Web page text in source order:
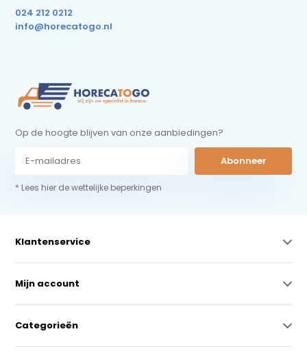
024 212 0212
info@horecatogo.nl
Op de hoogte blijven van onze aanbiedingen?
Abonneer
* Lees hier de wettelijke beperkingen
Klantenservice
Mijn account
Categorieën